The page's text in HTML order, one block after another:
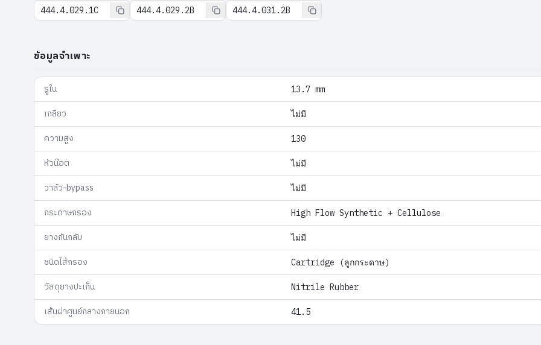
444.4.029.1C 444.4.029.2B 444.4.031.2B
ข้อมูลจำเพาะ
รูใน 13.7 mm
เกลียว ไม่มี
ความสูง 130
หัวน๊อต ไม่มี
วาล์ว-bypass ไม่มี
กระดาษกรอง High Flow Synthetic + Cellulose
ยางกันกลับ ไม่มี
ชนิดไส้กรอง Cartridge (ลูกกระดาษ)
วัสดุยางปะเก็น Nitrile Rubber
เส้นผ่าศูนย์กลางภายนอก 41.5